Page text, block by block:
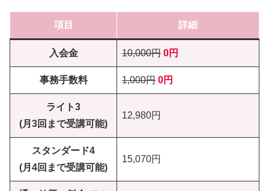
項目 詳細
入会金 10,000円 0円
事務手数料 1,000円 0円
ライト3
(月3回まで受講可能)
12,980円
スタンダード4
(月4回まで受講可能)
15,070円